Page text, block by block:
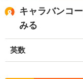
キャラバンコ
みる
英数